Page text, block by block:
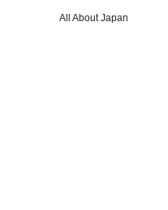
All About Japan